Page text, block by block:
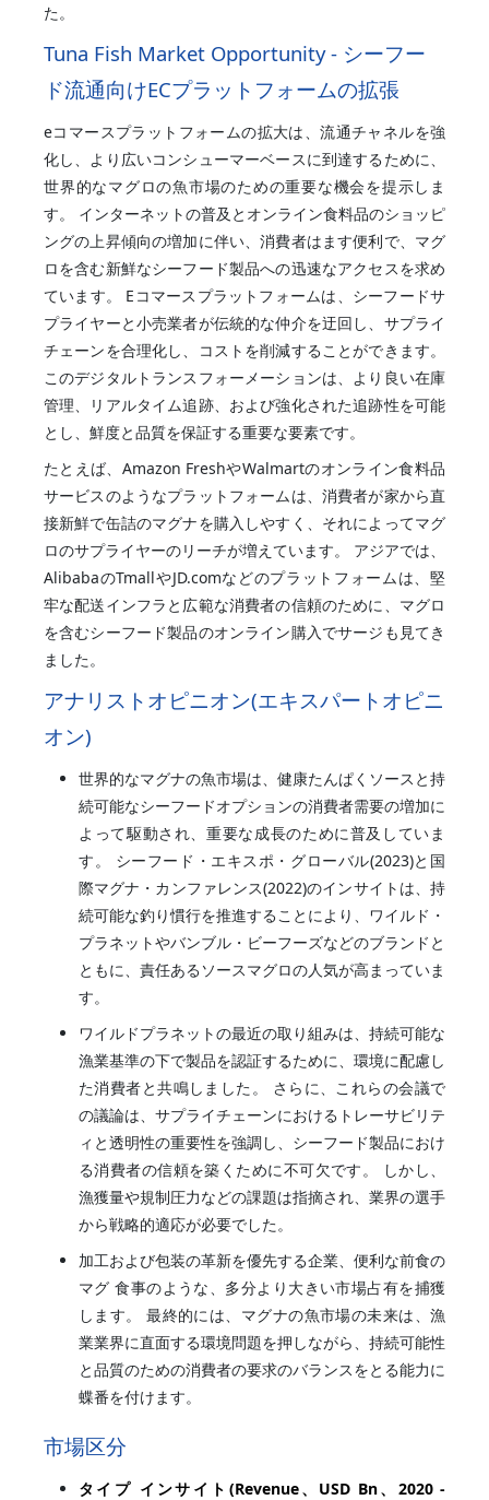
た。
Tuna Fish Market Opportunity - シーフー
ド流通向けECプラットフォームの拡張
eコマースプラットフォームの拡大は、流通チャネルを強
化し、より広いコンシューマーベースに到達するために、
世界的なマグロの魚市場のための重要な機会を提示しま
す。 インターネットの普及とオンライン食料品のショッピ
ングの上昇傾向の増加に伴い、消費者はます便利で、マグ
ロを含む新鮮なシーフード製品への迅速なアクセスを求め
ています。 Eコマースプラットフォームは、シーフードサ
プライヤーと小売業者が伝統的な仲介を迂回し、サプライ
チェーンを合理化し、コストを削減することができます。
このデジタルトランスフォーメーションは、より良い在庫
管理、リアルタイム追跡、および強化された追跡性を可能
とし、鮮度と品質を保証する重要な要素です。
たとえば、Amazon FreshやWalmartのオンライン食料品
サービスのようなプラットフォームは、消費者が家から直
接新鮮で缶詰のマグナを購入しやすく、それによってマグ
ロのサプライヤーのリーチが増えています。 アジアでは、
AlibabaのTmallやJD.comなどのプラットフォームは、堅
牢な配送インフラと広範な消費者の信頼のために、マグロ
を含むシーフード製品のオンライン購入でサージも見てき
ました。
アナリストオピニオン(エキスパートオピニ
オン)
世界的なマグナの魚市場は、健康たんぱくソースと持
続可能なシーフードオプションの消費者需要の増加に
よって駆動され、重要な成長のために普及していま
す。 シーフード・エキスポ・グローバル(2023)と国
際マグナ・カンファレンス(2022)のインサイトは、持
続可能な釣り慣行を推進することにより、ワイルド・
プラネットやバンブル・ビーフーズなどのブランドと
ともに、責任あるソースマグロの人気が高まっていま
す。
ワイルドプラネットの最近の取り組みは、持続可能な
漁業基準の下で製品を認証するために、環境に配慮し
た消費者と共鳴しました。 さらに、これらの会議で
の議論は、サプライチェーンにおけるトレーサビリテ
ィと透明性の重要性を強調し、シーフード製品におけ
る消費者の信頼を築くために不可欠です。 しかし、
漁獲量や規制圧力などの課題は指摘され、業界の選手
から戦略的適応が必要でした。
加工および包装の革新を優先する企業、便利な前食の
マグ 食事のような、多分より大きい市場占有を捕獲
します。 最終的には、マグナの魚市場の未来は、漁
業業界に直面する環境問題を押しながら、持続可能性
と品質のための消費者の要求のバランスをとる能力に
蝶番を付けます。
市場区分
タイプ インサイト(Revenue、USD Bn、2020 -